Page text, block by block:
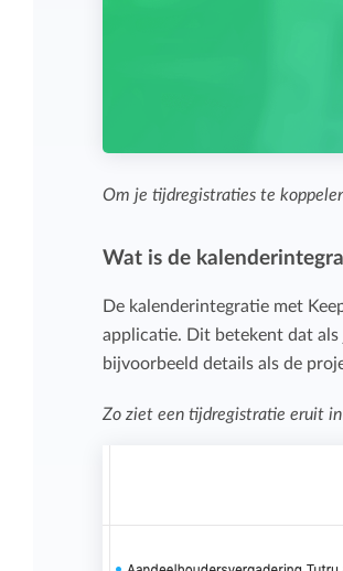
Om je tijdregistraties te
Wat is de
De kalenderintegratie met
applicatie. Dit betekent dat als
bijvoorbeeld details als de
Zo ziet een tijdregistratie eruit